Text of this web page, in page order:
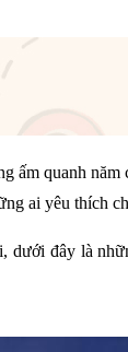
ấm quanh
ai yêu thích
dưới đây là